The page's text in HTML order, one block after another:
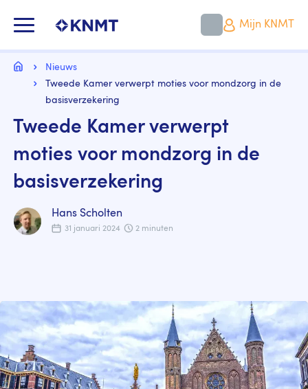
naar
gaan
Mijn KNMT
Kruimelpad
HomeNieuws
Tweede Kamer verwerpt moties voor mondzorg in de
basisverzekering
Tweede Kamer verwerpt
moties voor mondzorg in de
basisverzekering
Hans Scholten
31 januari 2024 2 minuten
Image